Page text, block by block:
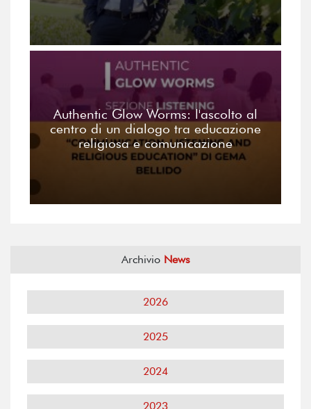
Authentic Glow Worms: l'ascolto al
centro di un dialogo tra educazione
religiosa e comunicazione
Archivio News
2026
2025
2024
2023